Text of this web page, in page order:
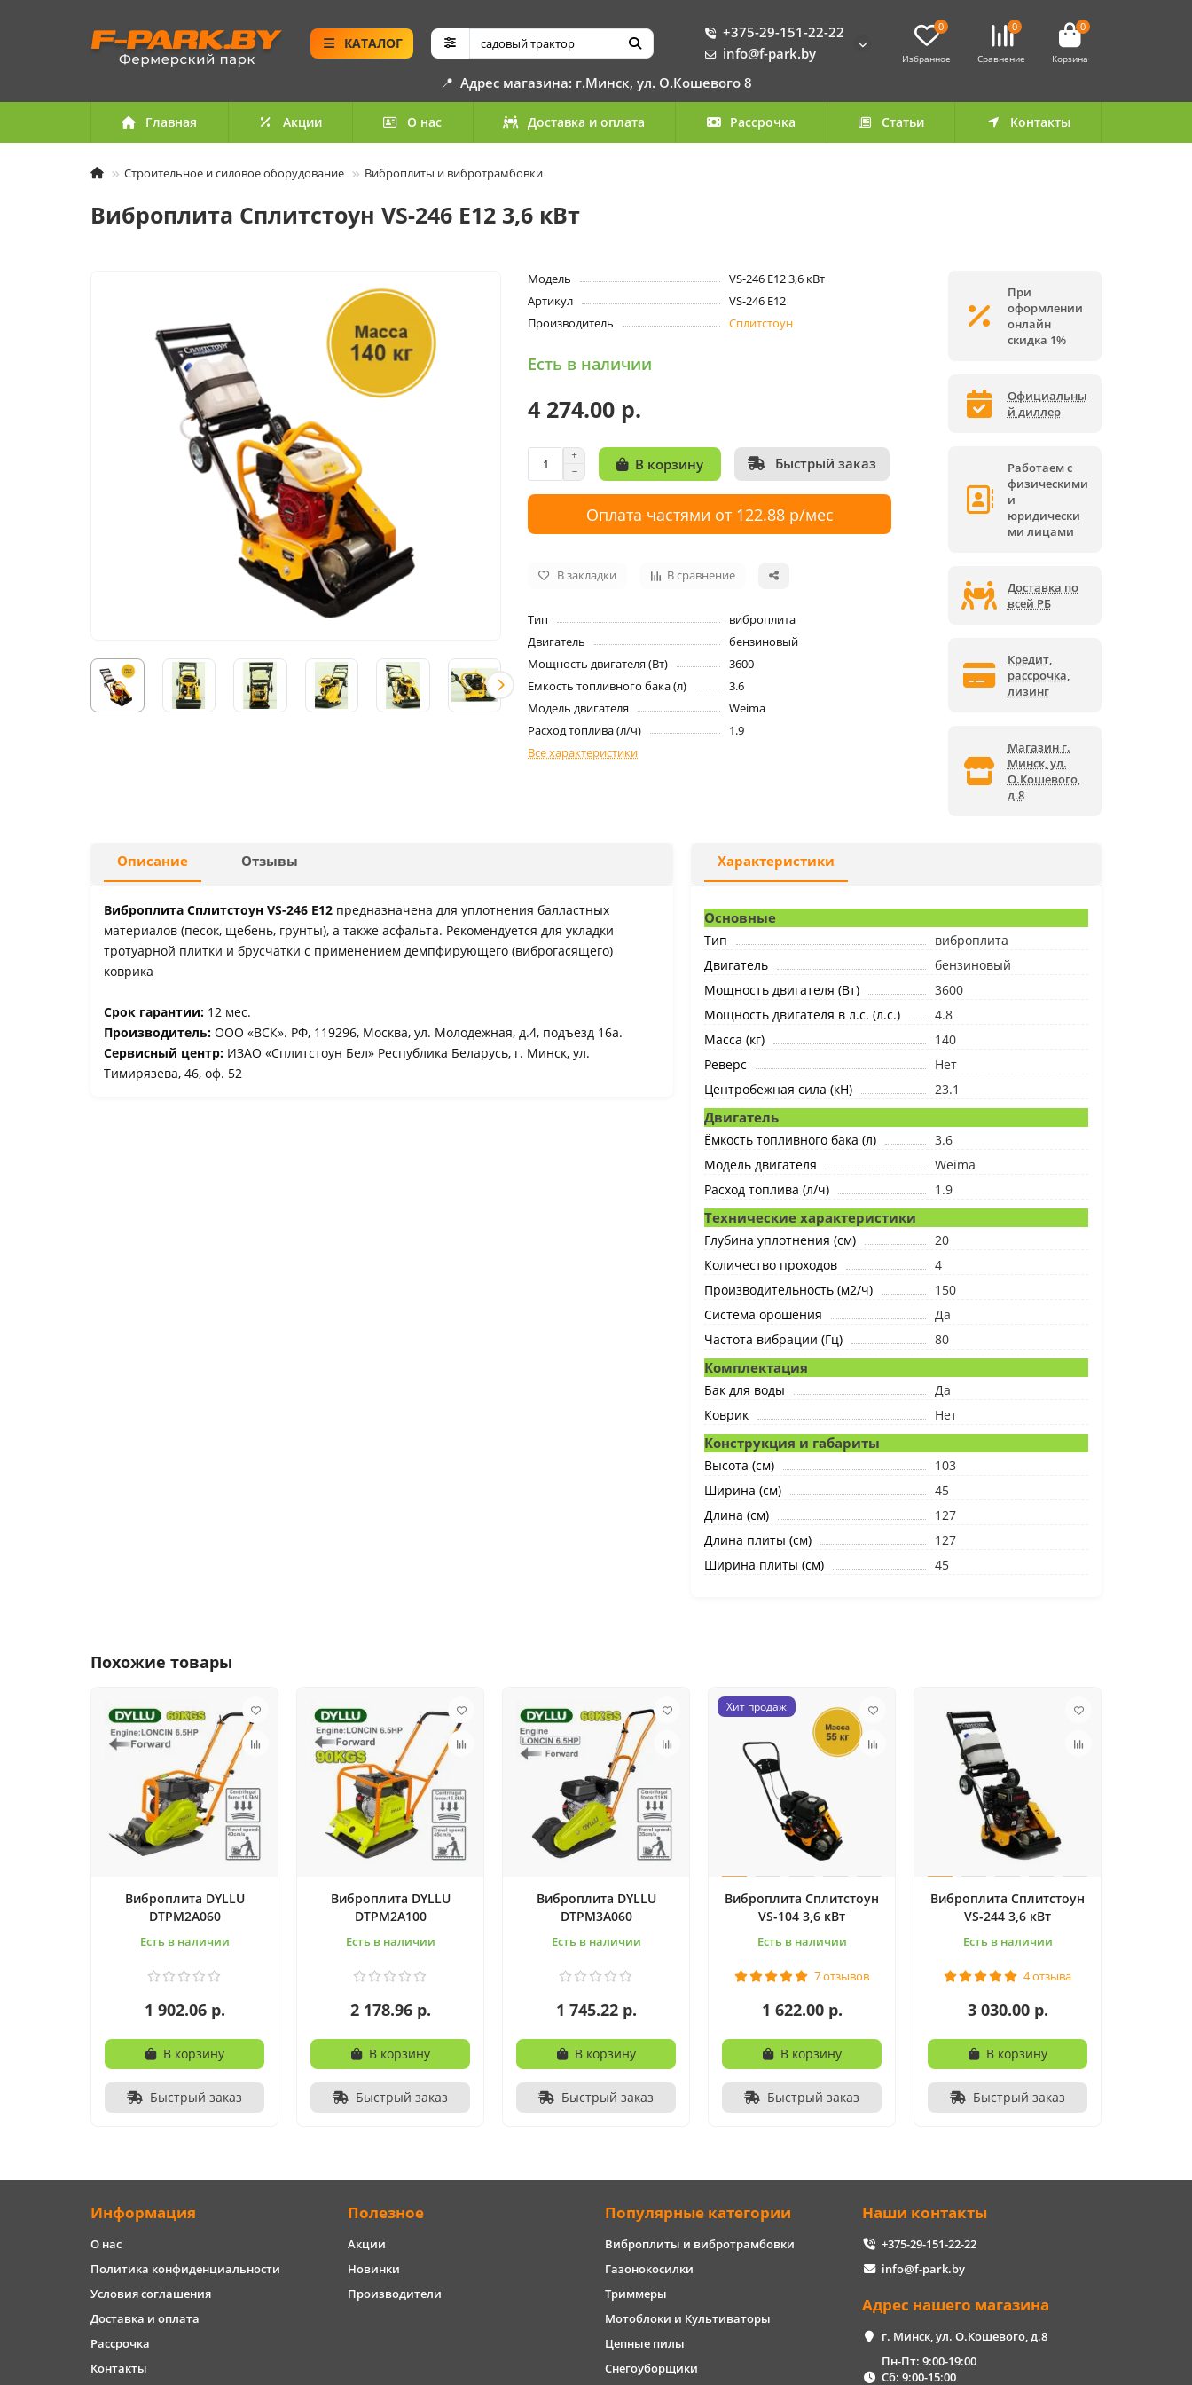
КАТАЛОГ
+375-29-151-22-22
info@f-park.by
0
Избранное
0
Сравнение
0
Корзина
📍 Адрес магазина: г.Минск, ул. О.Кошевого 8
Главная Акции О нас Доставка и оплата Рассрочка Статьи Контакты
Строительное и силовое оборудование Виброплиты и вибротрамбовки
Виброплита Сплитстоун VS-246 Е12 3,6 кВт
Модель
VS-246 Е12 3,6 кВт
Артикул
VS-246 Е12
Производитель
Сплитстоун
Есть в наличии
4 274.00 р.
В корзину Быстрый заказ
Оплата частями от 122.88 р/мес
В закладки В сравнение
Тип
виброплита
Двигатель
бензиновый
Мощность двигателя (Вт)
3600
Ёмкость топливного бака (л)
3.6
Модель двигателя
Weima
Расход топлива (л/ч)
1.9
Все характеристики
При
оформлении
онлайн
скидка 1%
Официальны
й диллер
Работаем с
физическими
и
юридически
ми лицами
Доставка по
всей РБ
Кредит,
рассрочка,
лизинг
Магазин г.
Минск, ул.
О.Кошевого,
д.8
Описание Отзывы
Виброплита Сплитстоун VS-246 E12 предназначена для уплотнения балластных
материалов (песок, щебень, грунты), а также асфальта. Рекомендуется для укладки
тротуарной плитки и брусчатки с применением демпфирующего (виброгасящего)
коврика
Срок гарантии: 12 мес.
Производитель: ООО «ВСК». РФ, 119296, Москва, ул. Молодежная, д.4, подъезд 16а.
Сервисный центр: ИЗАО «Сплитстоун Бел» Республика Беларусь, г. Минск, ул.
Тимирязева, 46, оф. 52
Характеристики
Основные
Тип
виброплита
Двигатель
бензиновый
Мощность двигателя (Вт)
3600
Мощность двигателя в л.с. (л.с.)
4.8
Масса (кг)
140
Реверс
Нет
Центробежная сила (кН)
23.1
Двигатель
Ёмкость топливного бака (л)
3.6
Модель двигателя
Weima
Расход топлива (л/ч)
1.9
Технические характеристики
Глубина уплотнения (см)
20
Количество проходов
4
Производительность (м2/ч)
150
Система орошения
Да
Частота вибрации (Гц)
80
Комплектация
Бак для воды
Да
Коврик
Нет
Конструкция и габариты
Высота (см)
103
Ширина (см)
45
Длина (см)
127
Длина плиты (см)
127
Ширина плиты (см)
45
Похожие товары
Виброплита DYLLU
DTPM2A060
Есть в наличии
1 902.06 р.
В корзину
Быстрый заказ
Виброплита DYLLU
DTPM2A100
Есть в наличии
2 178.96 р.
В корзину
Быстрый заказ
Виброплита DYLLU
DTPM3A060
Есть в наличии
1 745.22 р.
В корзину
Быстрый заказ
Хит продаж
Виброплита Сплитстоун
VS-104 3,6 кВт
Есть в наличии
7 отзывов
1 622.00 р.
В корзину
Быстрый заказ
Виброплита Сплитстоун
VS-244 3,6 кВт
Есть в наличии
4 отзыва
3 030.00 р.
В корзину
Быстрый заказ
Информация
О нас
Политика конфиденциальности
Условия соглашения
Доставка и оплата
Рассрочка
Контакты
Полезное
Акции
Новинки
Производители
Популярные категории
Виброплиты и вибротрамбовки
Газонокосилки
Триммеры
Мотоблоки и Культиваторы
Цепные пилы
Снегоуборщики
Наши контакты
+375-29-151-22-22
info@f-park.by
Адрес нашего магазина
г. Минск, ул. О.Кошевого, д.8
Пн-Пт: 9:00-19:00
Сб: 9:00-15:00